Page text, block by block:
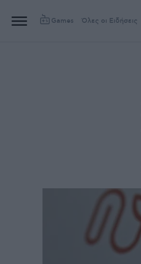
Games Όλες οι Ειδήσεις